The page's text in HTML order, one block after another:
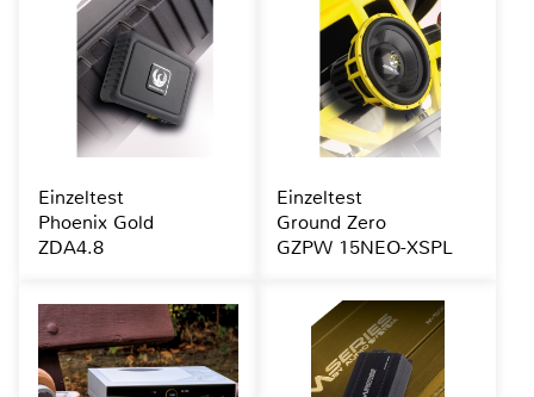
Einzeltest
Phoenix Gold
ZDA4.8
Einzeltest
Ground Zero
GZPW 15NEO-XSPL